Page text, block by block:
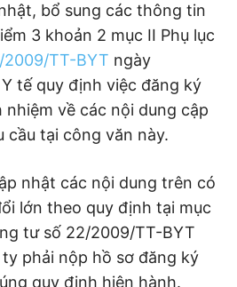
bổ sung các thông tin
3 khoản 2 mục II Phụ lục
TT-BYT ngày
tế quy định việc đăng ký
về các nội dung cập
cầu tại công văn này.
nhật các nội dung trên có
lớn theo quy định tại mục
tư số 22/2009/TT-BYT
phải nộp hồ sơ đăng ký
quy định hiện hành.